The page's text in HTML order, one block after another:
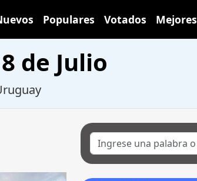
Populares Votados Mejores
de Julio